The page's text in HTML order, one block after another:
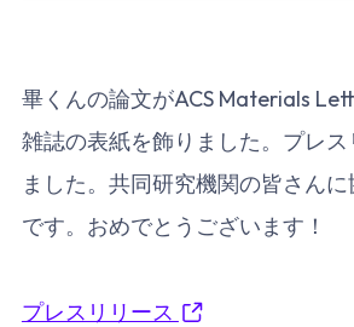
畢くんの論文がACS Materials
雑誌の表紙を飾りました。プレ
ました。共同研究機関の皆さん
です。おめでとうございます！
プレスリリース